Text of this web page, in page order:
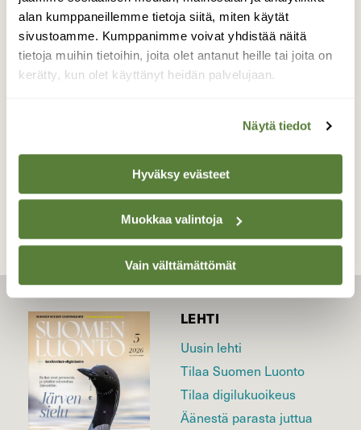
alan kumppaneillemme tietoja siitä, miten käytät
sivustoamme. Kumppanimme voivat yhdistää näitä
tietoja muihin tietoihin, joita olet antanut heille tai joita on
kerätty, kun olet käyttänyt heidän palvelujaan.
Näytä tiedot
Hyväksy evästeet
Muokkaa valintoja
Vain välttämättömät
Maaliskuun alussa oli kunnon pakkasiakin ja
maisema näyttäytyi upealta keväiseltä!
Valokuvaaja: Pirkko Siukonen, Tornio, Tanskinsaari
TAKAISIN LISTAAN
LEHTI
Uusin lehti
Tilaa Suomen Luonto
Tilaa digilukuoikeus
Äänestä parasta juttua